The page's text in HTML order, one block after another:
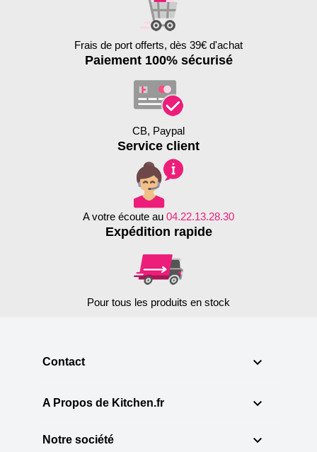
Frais de port offerts, dès 39€ d'achat
Paiement 100% sécurisé
CB, Paypal
Service client
A votre écoute au 04.22.13.28.30
Expédition rapide
Pour tous les produits en stock
Contact 
A Propos de Kitchen.fr 
Notre société 